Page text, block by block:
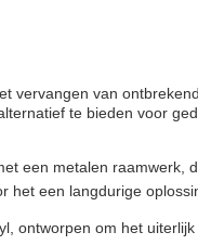
vervangen van
te bieden voor
een metalen
een langdurige
ontworpen om het